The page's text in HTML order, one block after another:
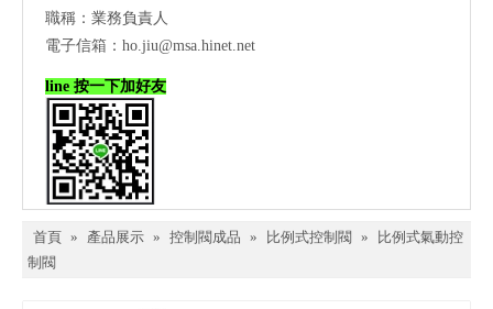
職稱：業務負責人
電子信箱： ho.jiu@msa.hinet.net
line 按一下加好友
首頁 » 產品展示 » 控制閥成品 » 比例式控制閥 »
比例式氣動控
制閥